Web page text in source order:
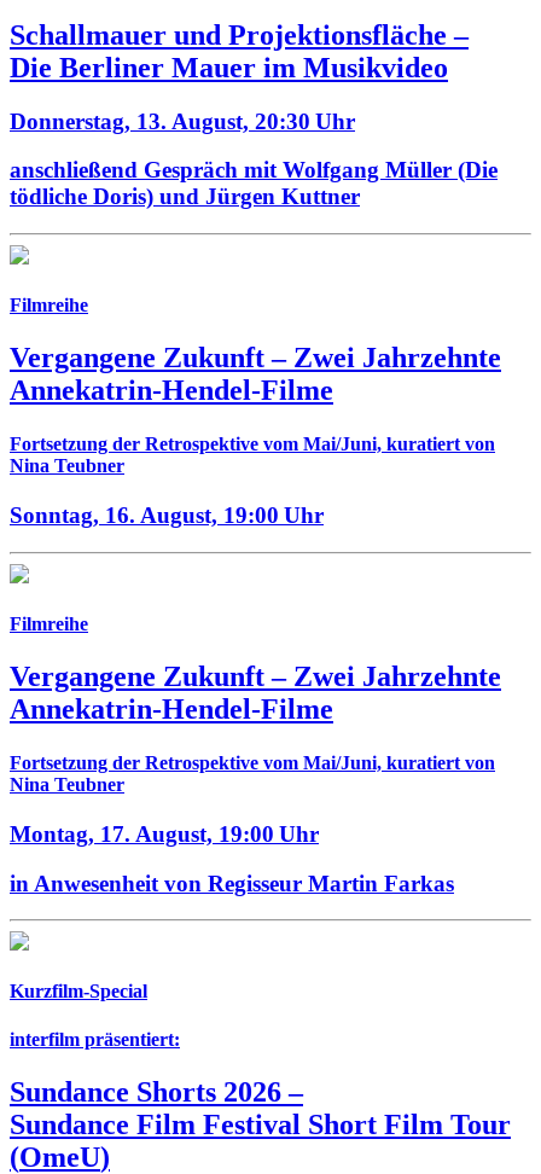
Schallmauer und Projektionsfläche –
Die Berliner Mauer im Musikvideo
Donnerstag, 13. August, 20:30 Uhr
anschließend Gespräch mit Wolfgang Müller (Die
tödliche Doris) und Jürgen Kuttner
Filmreihe
Vergangene Zukunft – Zwei Jahrzehnte
Annekatrin-Hendel-Filme
Fortsetzung der Retrospektive vom Mai/Juni, kuratiert von
Nina Teubner
Sonntag, 16. August, 19:00 Uhr
Filmreihe
Vergangene Zukunft – Zwei Jahrzehnte
Annekatrin-Hendel-Filme
Fortsetzung der Retrospektive vom Mai/Juni, kuratiert von
Nina Teubner
Montag, 17. August, 19:00 Uhr
in Anwesenheit von Regisseur Martin Farkas
Kurzfilm-Special
interfilm präsentiert:
Sundance Shorts 2026–
Sundance Film Festival Short Film Tour
(OmeU)